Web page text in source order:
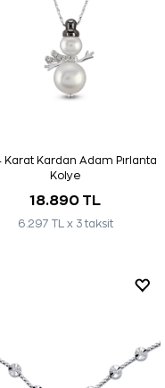
Kardan Adam Pırlanta
Kolye
18.890 TL
6.297 TL x 3 taksit